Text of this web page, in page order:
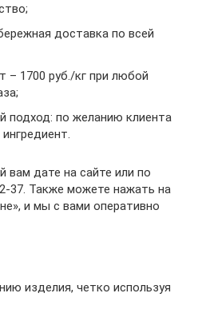
доставка по всей
– 1700 руб./кг при любой
подход: по желанию клиента
вам дате на сайте или по
37. Также можете нажать на
и мы с вами оперативно
изделия, четко используя